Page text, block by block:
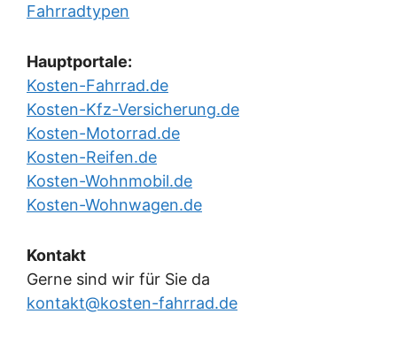
Fahrradtypen
Hauptportale:
Kosten-Fahrrad.de
Kosten-Kfz-Versicherung.de
Kosten-Motorrad.de
Kosten-Reifen.de
Kosten-Wohnmobil.de
Kosten-Wohnwagen.de
Kontakt
Gerne sind wir für Sie da
kontakt@kosten-fahrrad.de